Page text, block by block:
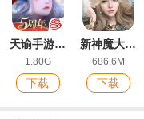
天谕手游网易版官方版
1.80G
下载
新神魔大陆九游版
686.6M
下载